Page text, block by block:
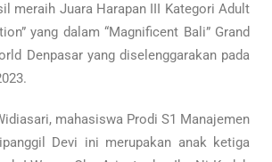
meraih Juara Harapan III Kategori Adult
yang dalam “Magnificent Bali” Grand
Denpasar yang diselenggarakan pada
mahasiswa Prodi S1 Manajemen
Devi ini merupakan anak ketiga